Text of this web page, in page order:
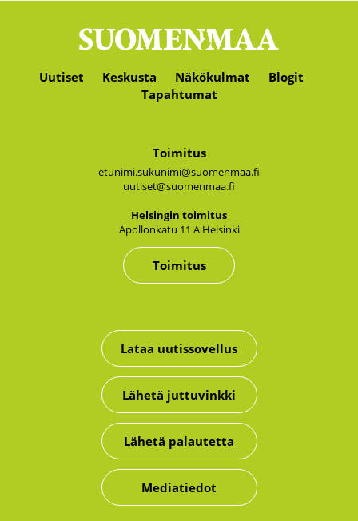
Uutiset Keskusta Näkökulmat
Blogit
Tapahtumat
Toimitus
etunimi.sukunimi@suomenmaa.fi
uutiset@suomenmaa.fi
Hel­sin­gin toi­mi­tus
Apol­lon­ka­tu 11 A Hel­sin­ki
Toimitus
Lataa uutissovellus
Lähetä juttuvinkki
Lähetä palautetta
Mediatiedot